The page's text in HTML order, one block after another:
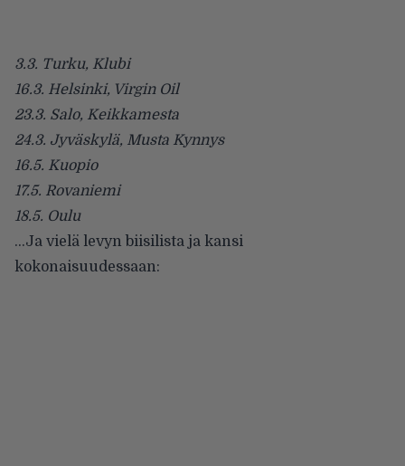
3.3. Turku, Klubi
16.3. Helsinki, Virgin Oil
23.3. Salo, Keikkamesta
24.3. Jyväskylä, Musta Kynnys
16.5. Kuopio
17.5. Rovaniemi
18.5. Oulu
…Ja vielä levyn biisilista ja kansi
kokonaisuudessaan: